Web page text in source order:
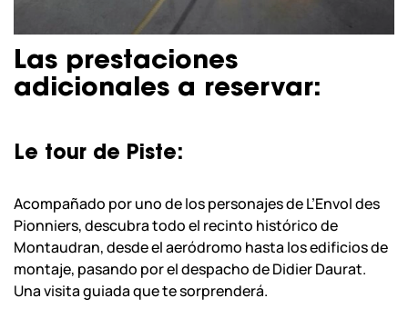
Las prestaciones
adicionales a reservar:
Le tour de Piste:
Acompañado por uno de los personajes de L’Envol des
Pionniers, descubra todo el recinto histórico de
Montaudran, desde el aeródromo hasta los edificios de
montaje, pasando por el despacho de Didier Daurat.
Una visita guiada que te sorprenderá.